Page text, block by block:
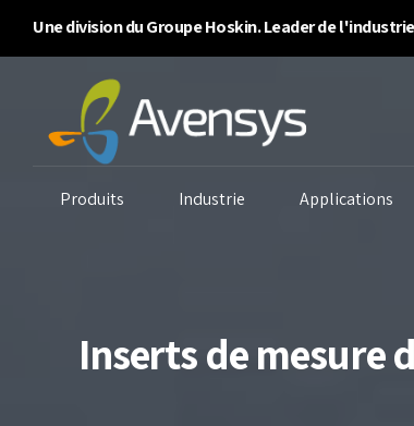
Une division du Groupe Hoskin. Leader de
Produits
Systèmes de purge
Analyseurs d’air
Industrie Applications
Inserts de mesure